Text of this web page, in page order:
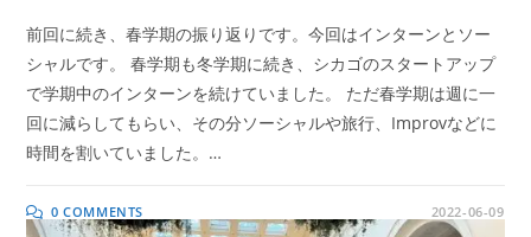
前回に続き、春学期の振り返りです。今回はインターンとソー
シャルです。 春学期も冬学期に続き、シカゴのスタートアップ
で学期中のインターンを続けていました。 ただ春学期は週に一
回に減らしてもらい、その分ソーシャルや旅行、Improvなどに
時間を割いていました。…
0 COMMENTS 2022-06-09